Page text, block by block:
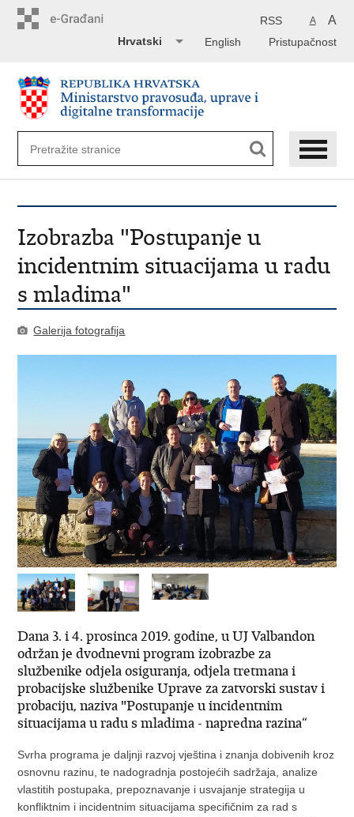
A A
RSS
Pristupačnost
English
Hrvatski
Izobrazba "Postupanje u
incidentnim situacijama u radu
s mladima"
Galerija fotografija
Dana 3. i 4. prosinca 2019. godine, u UJ Valbandon
održan je dvodnevni program izobrazbe za
službenike odjela osiguranja, odjela tretmana i
probacijske službenike Uprave za zatvorski sustav i
probaciju, naziva "Postupanje u incidentnim
situacijama u radu s mladima - napredna razina“
Svrha programa je daljnji razvoj vještina i znanja dobivenih kroz
osnovnu razinu, te nadogradnja postojećih sadržaja, analize
vlastitih postupaka, prepoznavanje i usvajanje strategija u
konfliktnim i incidentnim situacijama specifičnim za rad s